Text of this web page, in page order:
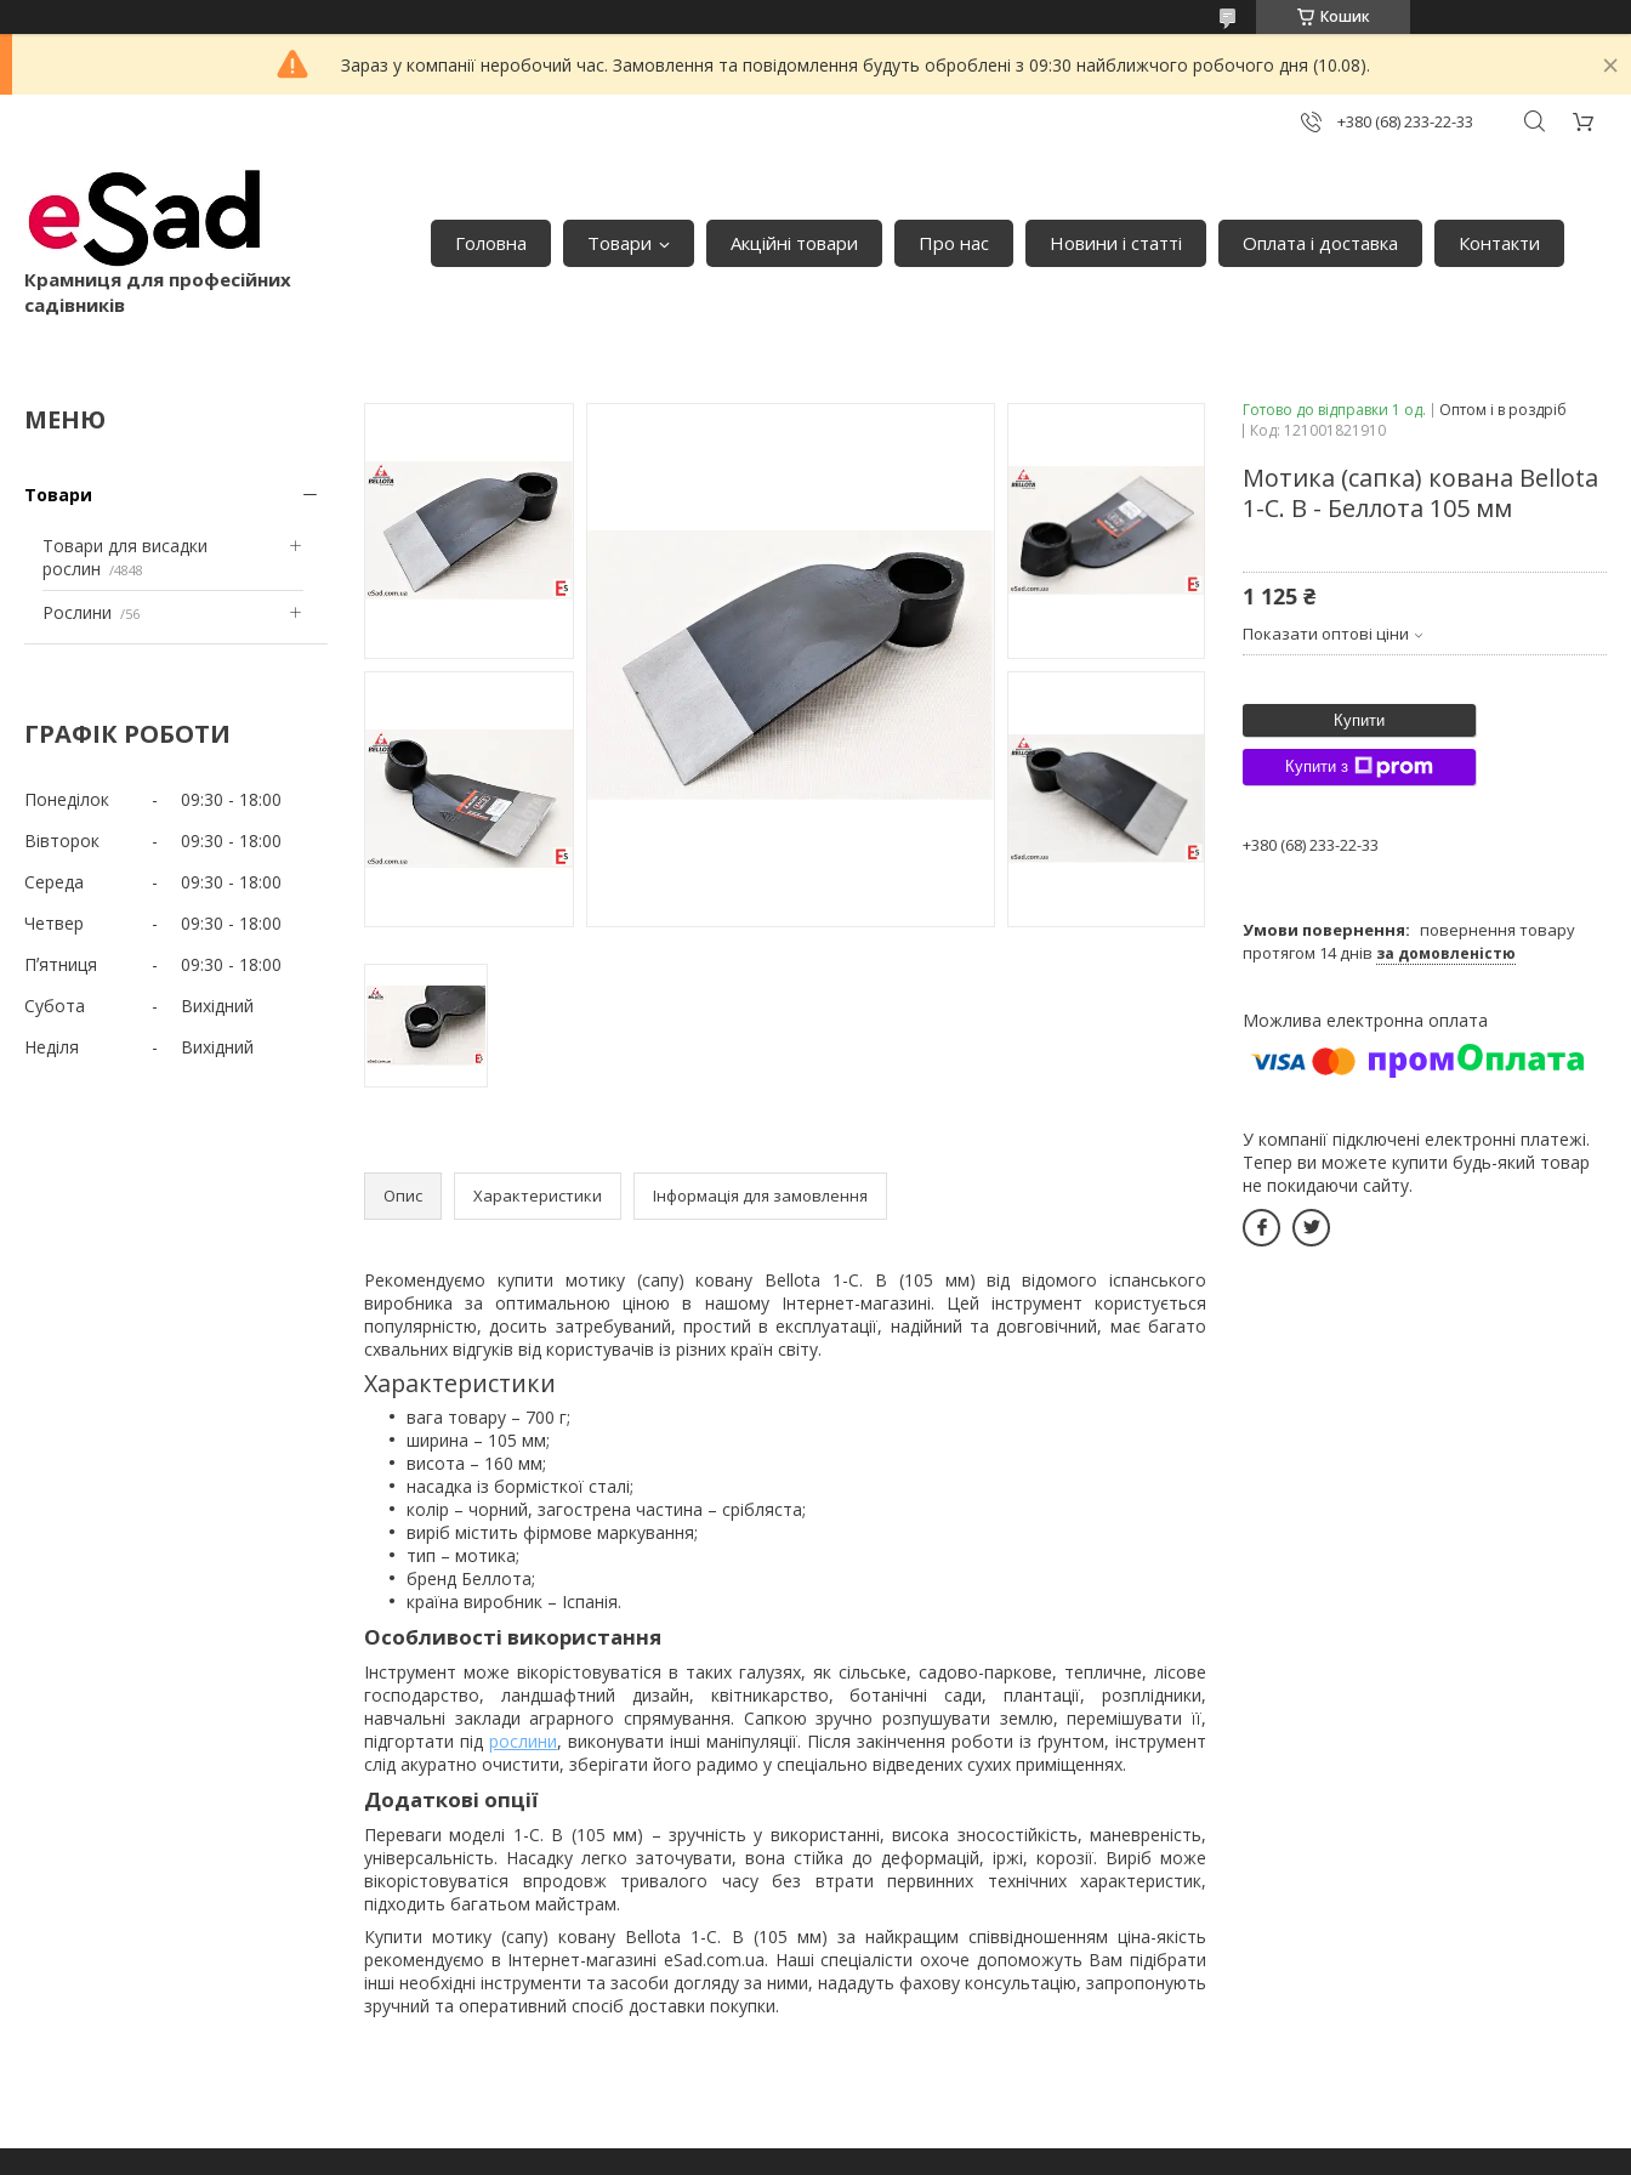
Кошик
Зараз у компанії неробочий час. Замовлення та повідомлення будуть оброблені з 09:30 найближчого робочого дня (10.08).
+380 (68) 233-22-33
Крамниця для професійних
садівників
Головна Товари Акційні товари Про нас Новини і статті Оплата і доставка Контакти
Товари
Товари для висадки
рослин
4848
Рослини 56
ГРАФІК РОБОТИ
Понеділок 09:30
18:00
Вівторок
09:30
18:00
Середа
09:30
18:00
Четвер
09:30
18:00
Пʼятниця
09:30
18:00
Субота
Вихідний
Неділя
Вихідний
Опис Характеристики Інформація для замовлення
Рекомендуємо купити мотику (сапу) ковану Bellota 1-C. B (105 мм) від відомого іспанського
виробника за оптимальною ціною в нашому Інтернет-магазині. Цей інструмент користується
популярністю, досить затребуваний, простий в експлуатації, надійний та довговічний, має багато
схвальних відгуків від користувачів із різних країн світу.
Характеристики
вага товару – 700 г;
ширина – 105 мм;
висота – 160 мм;
насадка із бормісткої сталі;
колір – чорний, загострена частина – срібляста;
виріб містить фірмове маркування;
тип – мотика;
бренд Беллота;
країна виробник – Іспанія.
Особливості використання
Інструмент може вікорістовуватіся в таких галузях, як сільське, садово-паркове, тепличне, лісове
господарство, ландшафтний дизайн, квітникарство, ботанічні сади, плантації, розплідники,
навчальні заклади аграрного спрямування. Сапкою зручно розпушувати землю, перемішувати її,
підгортати під рослини, виконувати інші маніпуляції. Після закінчення роботи із ґрунтом, інструмент
слід акуратно очистити, зберігати його радимо у спеціально відведених сухих приміщеннях.
Додаткові опції
Переваги моделі 1-C. B (105 мм) – зручність у використанні, висока зносостійкість, маневреність,
універсальність. Насадку легко заточувати, вона стійка до деформацій, іржі, корозії. Виріб може
вікорістовуватіся впродовж тривалого часу без втрати первинних технічних характеристик,
підходить багатьом майстрам.
Купити мотику (сапу) ковану Bellota 1-C. B (105 мм) за найкращим співвідношенням ціна-якість
рекомендуємо в Інтернет-магазині eSad.com.ua. Наші спеціалісти охоче допоможуть Вам підібрати
інші необхідні інструменти та засоби догляду за ними, нададуть фахову консультацію, запропонують
зручний та оперативний спосіб доставки покупки.
Готово до відправки 1 од.
Оптом і в роздріб
Код: 121001821910
Мотика (сапка) кована Bellota
1-С. B - Беллота 105 мм
1 125 ₴
Показати оптові ціни
Купити
Купити з
+380 (68) 233-22-33
повернення товару
протягом 14 днів за домовленістю
У компанії підключені електронні платежі.
Тепер ви можете купити будь-який товар
не покидаючи сайту.